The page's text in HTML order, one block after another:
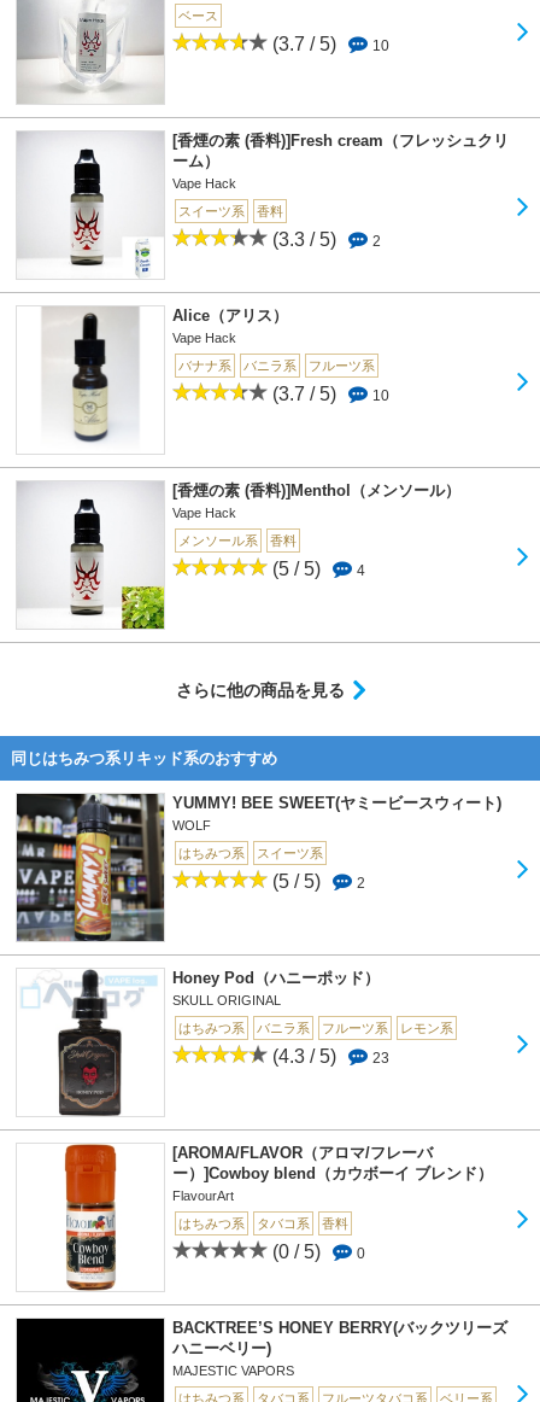
ベース
(3.7 / 5) 10
[香煙の素 (香料)]Fresh cream（フレッシュクリ
ーム）
Vape Hack
スイーツ系
香料
(3.3 / 5) 2
Alice（アリス）
Vape Hack
バナナ系
バニラ系 フルーツ系
(3.7 / 5) 10
[香煙の素 (香料)]Menthol（メンソール）
Vape Hack
メンソール系
香料
(5 / 5) 4
さらに他の商品を見る
同じはちみつ系リキッド系のおすすめ
YUMMY! BEE SWEET(ヤミービースウィート)
WOLF
はちみつ系
スイーツ系
(5 / 5) 2
Honey Pod（ハニーポッド）
SKULL ORIGINAL
はちみつ系
バニラ系 フルーツ系 レモン系
(4.3 / 5) 23
[AROMA/FLAVOR（アロマ/フレーバ
ー）]Cowboy blend（カウボーイ ブレンド）
FlavourArt
はちみつ系
タバコ系 香料
(0 / 5) 0
BACKTREE’S HONEY BERRY(バックツリーズ
ハニーベリー)
MAJESTIC VAPORS
はちみつ系
タバコ系 フルーツタバコ系 ベリー系